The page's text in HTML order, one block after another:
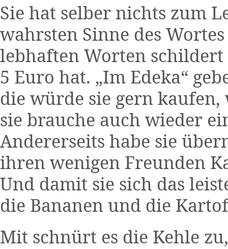
Sie hat selber nichts zum
wahrsten Sinne des
lebhaften Worten schildert
5 Euro hat. „Im Edeka“
die würde sie gern
sie brauche auch wieder
Andererseits habe sie
ihren wenigen Freunden
Und damit sie sich das
die Bananen und die
Mit schnürt es die Kehle